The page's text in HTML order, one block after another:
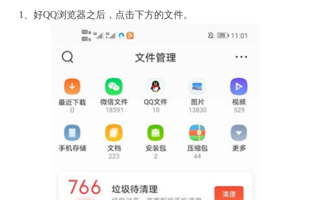
1、好QQ浏览器之后，点击下方的文件。